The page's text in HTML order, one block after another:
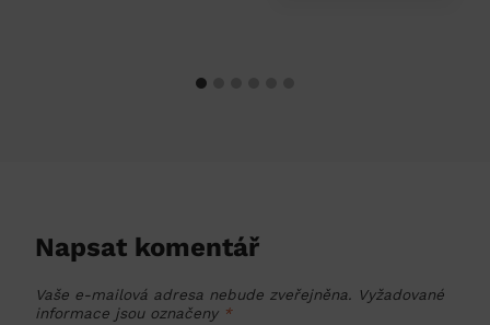
Napsat komentář
Vaše e-mailová adresa nebude zveřejněna. Vyžadované
informace jsou označeny *